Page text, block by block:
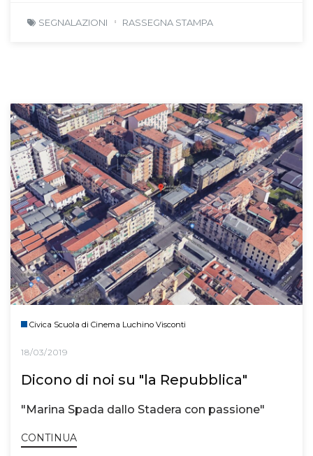
SEGNALAZIONI RASSEGNA STAMPA
Civica Scuola di Cinema Luchino Visconti
18/03/2019
Dicono di noi su "la Repubblica"
"Marina Spada dallo Stadera con passione"
CONTINUA